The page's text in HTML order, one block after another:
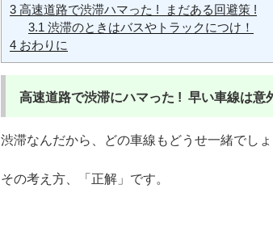
3 高速道路で渋滞ハマった ! まだある回避策 !
3.1渋滞のときはバスやトラックにつけ！
4 おわりに
高速道路で渋滞にハマった ! 早い車線は意
渋滞なんだから、どの車線もどうせ一緒でし
その考え方、「正解」です。